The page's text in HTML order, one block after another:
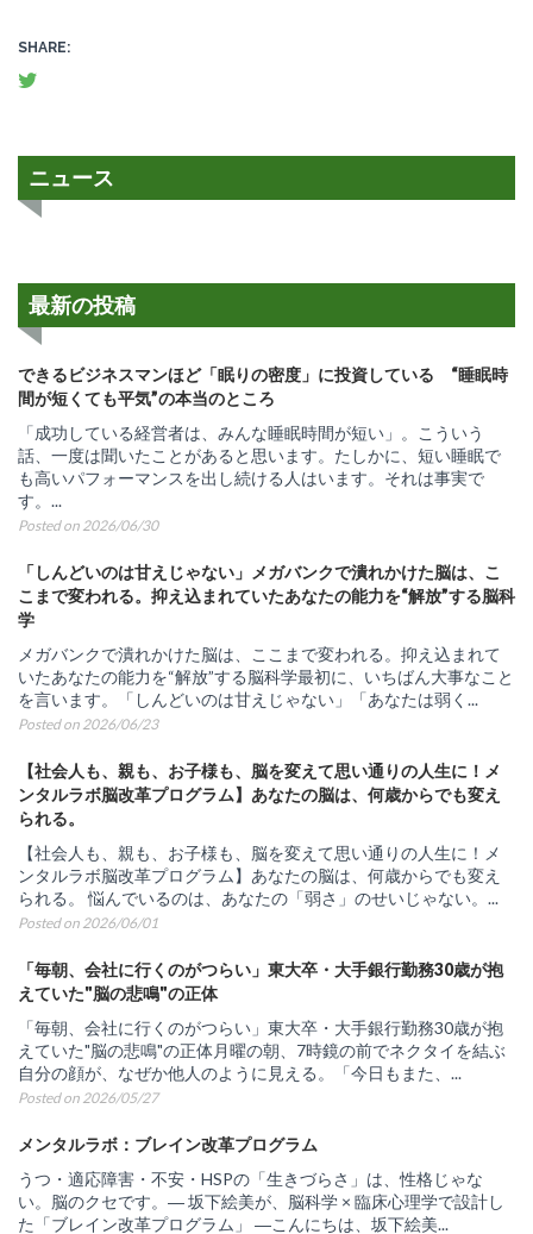
SHARE:
ニュース
最新の投稿
できるビジネスマンほど「眠りの密度」に投資している “睡眠時
間が短くても平気”の本当のところ
「成功している経営者は、みんな睡眠時間が短い」。こういう
話、一度は聞いたことがあると思います。たしかに、短い睡眠で
も高いパフォーマンスを出し続ける人はいます。それは事実で
す。...
Posted on 2026/06/30
「しんどいのは甘えじゃない」メガバンクで潰れかけた脳は、こ
こまで変われる。抑え込まれていたあなたの能力を“解放”する脳科
学
メガバンクで潰れかけた脳は、ここまで変われる。抑え込まれて
いたあなたの能力を“解放”する脳科学最初に、いちばん大事なこと
を言います。「しんどいのは甘えじゃない」「あなたは弱く...
Posted on 2026/06/23
【社会人も、親も、お子様も、脳を変えて思い通りの人生に！メ
ンタルラボ脳改革プログラム】あなたの脳は、何歳からでも変え
られる。
【社会人も、親も、お子様も、脳を変えて思い通りの人生に！メ
ンタルラボ脳改革プログラム】あなたの脳は、何歳からでも変え
られる。 悩んでいるのは、あなたの「弱さ」のせいじゃない。...
Posted on 2026/06/01
「毎朝、会社に行くのがつらい」東大卒・大手銀行勤務30歳が抱
えていた"脳の悲鳴"の正体
「毎朝、会社に行くのがつらい」東大卒・大手銀行勤務30歳が抱
えていた"脳の悲鳴"の正体月曜の朝、7時鏡の前でネクタイを結ぶ
自分の顔が、なぜか他人のように見える。「今日もまた、...
Posted on 2026/05/27
メンタルラボ：ブレイン改革プログラム
うつ・適応障害・不安・HSPの「生きづらさ」は、性格じゃな
い。脳のクセです。― 坂下絵美が、脳科学 × 臨床心理学で設計し
た「ブレイン改革プログラム」 ―こんにちは、坂下絵美...